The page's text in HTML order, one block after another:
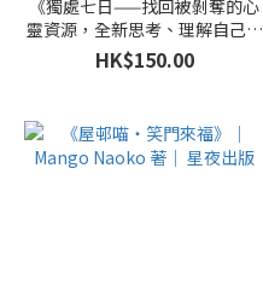
《獨處七日——找回被剝奪的心
靈資源，全新思考、理解自己、
靠近他人》｜ 麥克‧哈里斯 著
｜ 日出 出版
HK$150.00